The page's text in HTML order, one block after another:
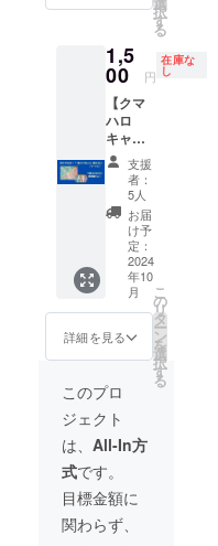
に、等
つのア
カウン
トにつ
き2つ以
上欲し
い場合
は、500
円×必要
数分の
増額支
援をお
勧めし
ます。
その際
は備考
欄に必
要数を
ご記入
くださ
い。た
だし、
いくら
ご支援
頂いて
も、ス
タンプ
ラリー
の景品
（あめ
賛店一
しくは
クマハ
ロHPか
チラシ
をご覧
になっ
てくだ
さい。
（クマ
ハロHP
の協賛
店リス
トの公
開・チ
ラシの
10月初
旬とな
す） ※
イラス
トの準
備がご
ざいま
すの
で、ク
マハロ
2024本
（1枚）
キャプ
テンの
お手紙
付きで
す。 ※
サイ
ズ:50 x
(mm) ※
郵送に
なりま
す。
しても
権】
2024/10
/26,27
に、熊
谷市の
どこか
をうろ
ついて
いるク
マハロ
キャプ
テンと
一緒に
記念撮
影がで
きま
す！そ
真を
使っ
て、ク
マハロ
キャプ
テンが
クマハ
ロSNS
でがっ
択
す
る
1,5
00 円
在庫な
し
【クマ
ハロ
キャプ
テンか
ら「和
菓子
処 か
んだ和
彩」の
特別お
菓子
（夜空
の雫・
暁の欠
片）が
もらえ
ちゃう
権】
2024/10
/26，27
に、熊
谷市の
どこか
をうろ
ついて
支援
者：
5人
お届
け予
定：
2024
年10
月
詳細を見る
こ
の
リ
タ
ー
ン
を
選
択
す
る
このプロ
ジェクト
は、 All-In方
式です。
目標金額に
関わらず、